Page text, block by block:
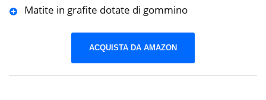
Matite in grafite dotate di gommino
ACQUISTA DA AMAZON